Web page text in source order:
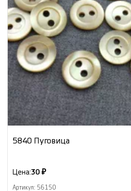
5840 Пуговица
Цена:30 ₽
Артикул: 56150